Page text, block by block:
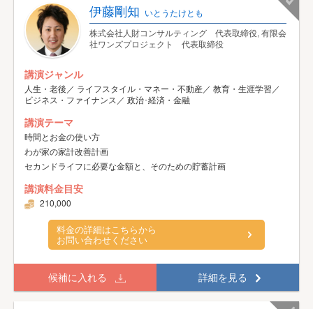
伊藤剛知 いとうたけとも
株式会社人財コンサルティング 代表取締役, 有限会
社ワンズプロジェクト 代表取締役
講演ジャンル
人生・老後／ ライフスタイル・マネー・不動産／ 教育・生涯学習／
ビジネス・ファイナンス／ 政治･経済・金融
講演テーマ
時間とお金の使い方
わが家の家計改善計画
セカンドライフに必要な金額と、そのための貯蓄計画
講演料金目安
210,000
料金の詳細はこちらから
お問い合わせください
候補に入れる 詳細を見る